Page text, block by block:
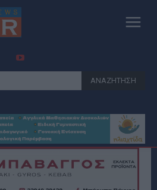
ΑΝΑΖΗΤΗΣΗ